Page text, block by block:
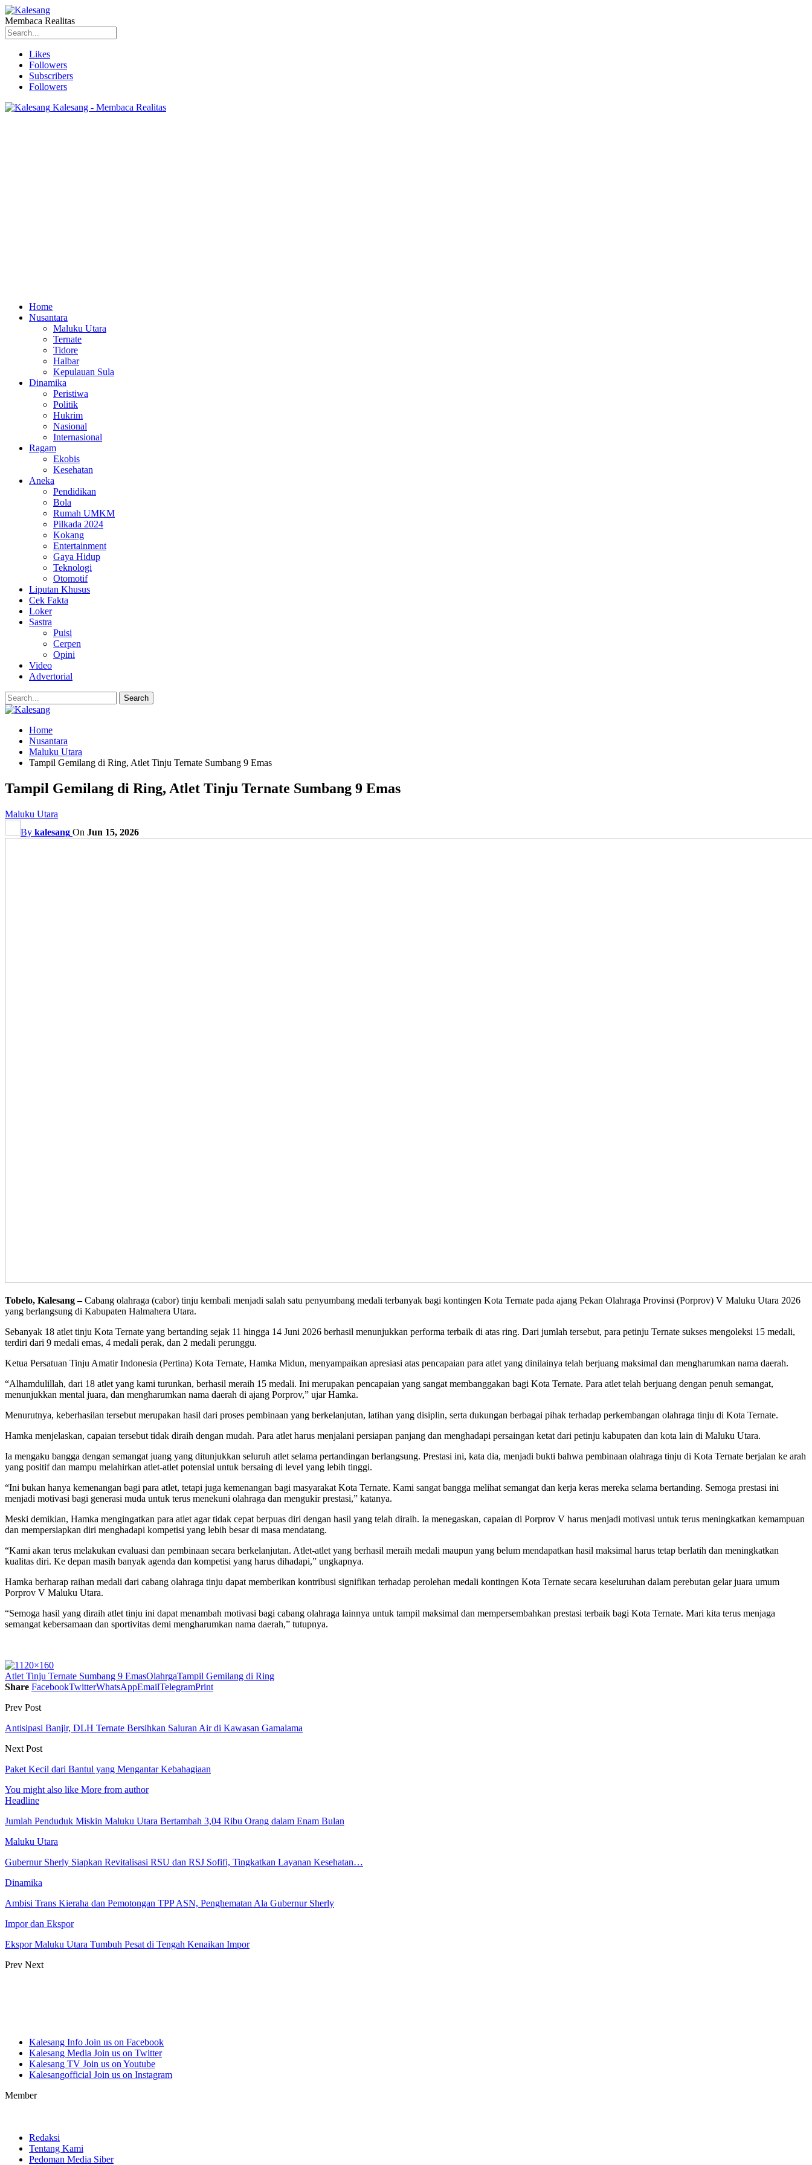
Membaca Realitas
Likes
Followers
Subscribers
Followers
Kalesang - Membaca Realitas
Home
Nusantara
Maluku Utara
Ternate
Tidore
Halbar
Kepulauan Sula
Dinamika
Peristiwa
Politik
Hukrim
Nasional
Internasional
Ragam
Ekobis
Kesehatan
Aneka
Pendidikan
Bola
Rumah UMKM
Pilkada 2024
Kokang
Entertainment
Gaya Hidup
Teknologi
Otomotif
Liputan Khusus
Cek Fakta
Loker
Sastra
Puisi
Cerpen
Opini
Video
Advertorial
Home
Nusantara
Maluku Utara
Tampil Gemilang di Ring, Atlet Tinju Ternate Sumbang 9 Emas
Tampil Gemilang di Ring, Atlet Tinju Ternate Sumbang 9 Emas
Maluku Utara
By kalesang On Jun 15, 2026
Tobelo, Kalesang –Cabang olahraga (cabor) tinju kembali menjadi salah satu penyumbang medali terbanyak bagi kontingen Kota Ternate pada ajang Pekan Olahraga Provinsi (Porprov) V Maluku Utara 2026
yang berlangsung di Kabupaten Halmahera Utara.
Sebanyak 18 atlet tinju Kota Ternate yang bertanding sejak 11 hingga 14 Juni 2026 berhasil menunjukkan performa terbaik di atas ring. Dari jumlah tersebut, para petinju Ternate sukses mengoleksi 15 medali,
terdiri dari 9 medali emas, 4 medali perak, dan 2 medali perunggu.
Ketua Persatuan Tinju Amatir Indonesia (Pertina) Kota Ternate, Hamka Midun, menyampaikan apresiasi atas pencapaian para atlet yang dinilainya telah berjuang maksimal dan mengharumkan nama daerah.
“Alhamdulillah, dari 18 atlet yang kami turunkan, berhasil meraih 15 medali. Ini merupakan pencapaian yang sangat membanggakan bagi Kota Ternate. Para atlet telah berjuang dengan penuh semangat,
menunjukkan mental juara, dan mengharumkan nama daerah di ajang Porprov,” ujar Hamka.
Menurutnya, keberhasilan tersebut merupakan hasil dari proses pembinaan yang berkelanjutan, latihan yang disiplin, serta dukungan berbagai pihak terhadap perkembangan olahraga tinju di Kota Ternate.
Hamka menjelaskan, capaian tersebut tidak diraih dengan mudah. Para atlet harus menjalani persiapan panjang dan menghadapi persaingan ketat dari petinju kabupaten dan kota lain di Maluku Utara.
Ia mengaku bangga dengan semangat juang yang ditunjukkan seluruh atlet selama pertandingan berlangsung. Prestasi ini, kata dia, menjadi bukti bahwa pembinaan olahraga tinju di Kota Ternate berjalan ke arah
yang positif dan mampu melahirkan atlet-atlet potensial untuk bersaing di level yang lebih tinggi.
“Ini bukan hanya kemenangan bagi para atlet, tetapi juga kemenangan bagi masyarakat Kota Ternate. Kami sangat bangga melihat semangat dan kerja keras mereka selama bertanding. Semoga prestasi ini
menjadi motivasi bagi generasi muda untuk terus menekuni olahraga dan mengukir prestasi,” katanya.
Meski demikian, Hamka mengingatkan para atlet agar tidak cepat berpuas diri dengan hasil yang telah diraih. Ia menegaskan, capaian di Porprov V harus menjadi motivasi untuk terus meningkatkan kemampuan
dan mempersiapkan diri menghadapi kompetisi yang lebih besar di masa mendatang.
“Kami akan terus melakukan evaluasi dan pembinaan secara berkelanjutan. Atlet-atlet yang berhasil meraih medali maupun yang belum mendapatkan hasil maksimal harus tetap berlatih dan meningkatkan
kualitas diri. Ke depan masih banyak agenda dan kompetisi yang harus dihadapi,” ungkapnya.
Hamka berharap raihan medali dari cabang olahraga tinju dapat memberikan kontribusi signifikan terhadap perolehan medali kontingen Kota Ternate secara keseluruhan dalam perebutan gelar juara umum
Porprov V Maluku Utara.
“Semoga hasil yang diraih atlet tinju ini dapat menambah motivasi bagi cabang olahraga lainnya untuk tampil maksimal dan mempersembahkan prestasi terbaik bagi Kota Ternate. Mari kita terus menjaga
semangat kebersamaan dan sportivitas demi mengharumkan nama daerah,” tutupnya.
Atlet Tinju Ternate Sumbang 9 EmasOlahrgaTampil Gemilang di Ring
Share FacebookTwitterWhatsAppEmailTelegramPrint
Prev Post
Antisipasi Banjir, DLH Ternate Bersihkan Saluran Air di Kawasan Gamalama
Next Post
Paket Kecil dari Bantul yang Mengantar Kebahagiaan
You might also like More from author
Headline
Jumlah Penduduk Miskin Maluku Utara Bertambah 3,04 Ribu Orang dalam Enam Bulan
Maluku Utara
Gubernur Sherly Siapkan Revitalisasi RSU dan RSJ Sofifi, Tingkatkan Layanan Kesehatan…
Dinamika
Ambisi Trans Kieraha dan Pemotongan TPP ASN, Penghematan Ala Gubernur Sherly
Impor dan Ekspor
Ekspor Maluku Utara Tumbuh Pesat di Tengah Kenaikan Impor
Prev Next
Kalesang Info Join us on Facebook
Kalesang Media Join us on Twitter
Kalesang TV Join us on Youtube
Kalesangofficial Join us on Instagram
Member
Redaksi
Tentang Kami
Pedoman Media Siber